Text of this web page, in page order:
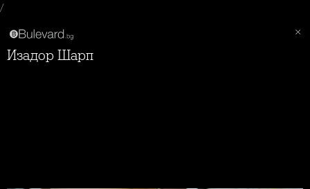
/
Изадор Шарп